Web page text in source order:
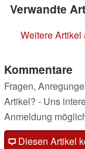
Verwandte
Weitere Artikel
Kommentare
Fragen,
Artikel? - Uns
Anmeldung
Diesen Artikel